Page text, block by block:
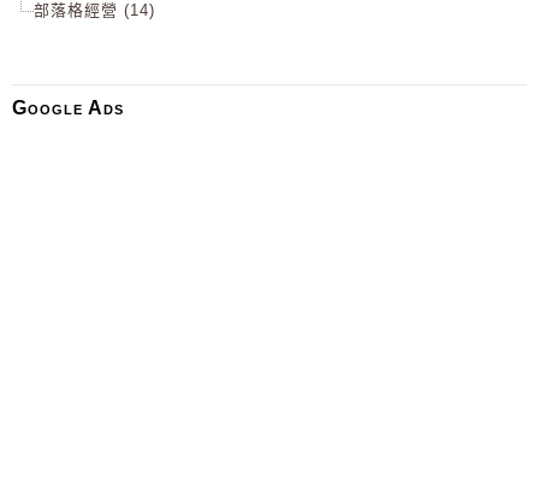
部落格經營 (14)
Google Ads